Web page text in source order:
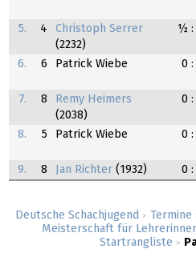
Deutsche Schachjugend > Termine
Meisterschaft für
Startrangliste >
5.
4
Christoph Serrer
(2232)
½
6. 6 Patrick Wiebe 0 :
7.
8
Remy Heimers
(2038)
0 :
8. 5 Patrick Wiebe 0 :
9.
8 Jan Richter (1932) 0 :